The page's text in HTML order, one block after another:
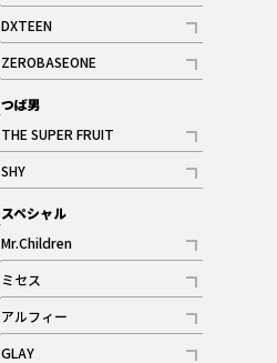
記事
ギャラリー
DXTEEN
記事
ギャラリー
ZEROBASEONE
記事
つば男
THE SUPER FRUIT
記事
SHY
記事
スペシャル
Mr.Children
記事
ミセス
記事
アルフィー
記事
GLAY